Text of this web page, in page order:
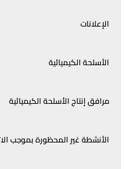
الكيميائية
إنتاج الأسلحة الكيميائية
غير المحظورة بموجب الاتفاقية